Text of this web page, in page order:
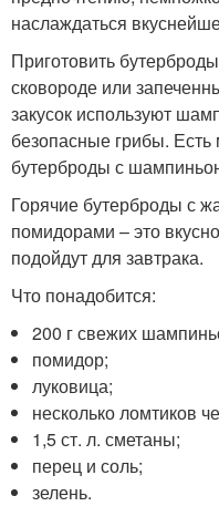
наслаждаться
Приготовить
сковороде или
закусок используют
безопасные грибы. Есть
бутерброды с
Горячие бутерброды с
помидорами – это
подойдут для завтрака.
Что понадобится:
200 г свежих
помидор;
луковица;
несколько ломтиков
1,5 ст. л. сметаны;
перец и соль;
зелень.